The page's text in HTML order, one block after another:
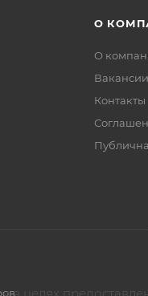
О
О
Вакансии
Контакты